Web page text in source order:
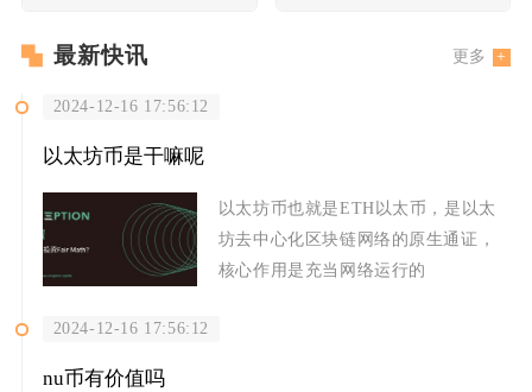
最新快讯 更多
2024-12-16 17:56:12
以太坊币是干嘛呢
以太坊币也就是ETH以太币，是以太
坊去中心化区块链网络的原生通证，
核心作用是充当网络运行的
2024-12-16 17:56:12
nu币有价值吗